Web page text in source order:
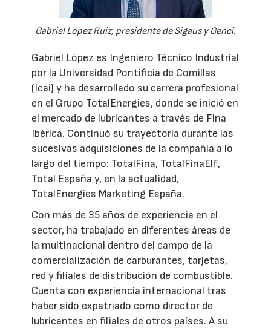
Gabriel López Ruiz, presidente de Sigaus y Genci.
Gabriel López es Ingeniero Técnico Industrial
por la Universidad Pontificia de Comillas
(Icai) y ha desarrollado su carrera profesional
en el Grupo TotalEnergies, donde se inició en
el mercado de lubricantes a través de Fina
Ibérica. Continuó su trayectoria durante las
sucesivas adquisiciones de la compañía a lo
largo del tiempo: TotalFina, TotalFinaElf,
Total España y, en la actualidad,
TotalEnergies Marketing España.
Con más de 35 años de experiencia en el
sector, ha trabajado en diferentes áreas de
la multinacional dentro del campo de la
comercialización de carburantes, tarjetas,
red y filiales de distribución de combustible.
Cuenta con experiencia internacional tras
haber sido expatriado como director de
lubricantes en filiales de otros países. A su